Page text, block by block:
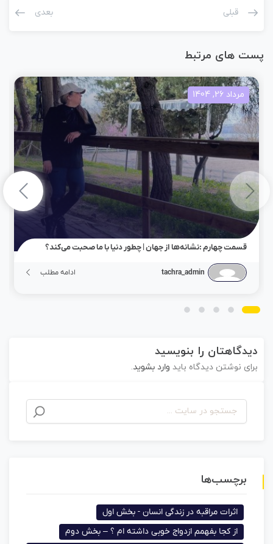
قبلی بعدی
پست های مرتبط
مرداد 26, 1404
قسمت چهارم :نشانه‌ها از جهان | چطور دنیا با ما صحبت می‌کند؟
tachra_admin ادامه مطلب
دیدگاهتان را بنویسید
برای نوشتن دیدگاه بایدوارد بشوید.
برچسب‌ها
اثرات مراقبه در زندگی انسان - بخش اول
از کجا بفهمم ازدواج خوبی داشته ام ؟ – بخش دوم